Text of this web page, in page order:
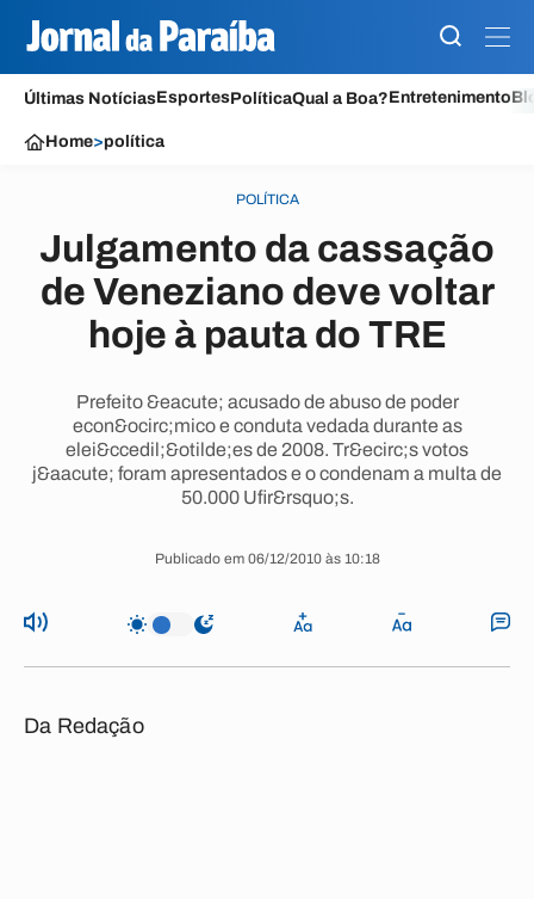
Últimas NotíciasEsportesPolíticaQual a Boa?Entretenimento
Home>política
POLÍTICA
Julgamento da cassação
de Veneziano deve voltar
hoje à pauta do TRE
Prefeito &eacute; acusado de abuso de poder
econ&ocirc;mico e conduta vedada durante as
elei&ccedil;&otilde;es de 2008. Tr&ecirc;s votos
j&aacute; foram apresentados e o condenam a multa de
50.000 Ufir&rsquo;s.
Publicado em 06/12/2010 às 10:18
Da Redação